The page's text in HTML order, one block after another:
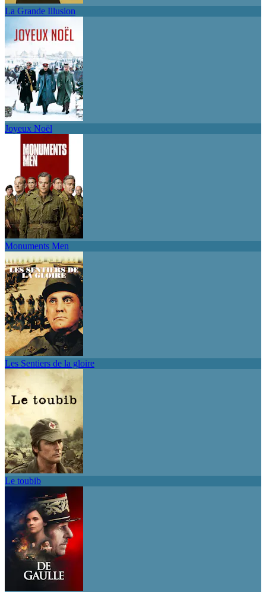
La Grande Illusion
Joyeux Noël
Monuments Men
Les Sentiers de la gloire
Le toubib